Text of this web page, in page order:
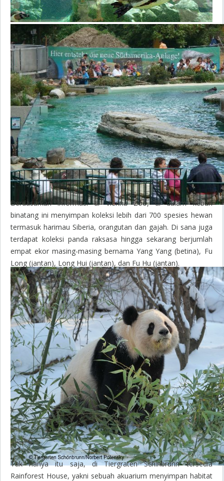
Berdasarkan informasi di Vienna Zoo, di dalam kebun
binatang ini menyimpan koleksi lebih dari 700 spesies hewan
termasuk harimau Siberia, orangutan dan gajah. Di sana juga
terdapat koleksi panda raksasa hingga sekarang berjumlah
empat ekor masing-masing bernama Yang Yang (betina), Fu
Long (jantan), Long Hui (jantan), dan Fu Hu (jantan).
Tak hanya itu saja, di Tiergraten Schinbrunn tersedia
Rainforest House, yakni sebuah akuarium menyimpan habitat